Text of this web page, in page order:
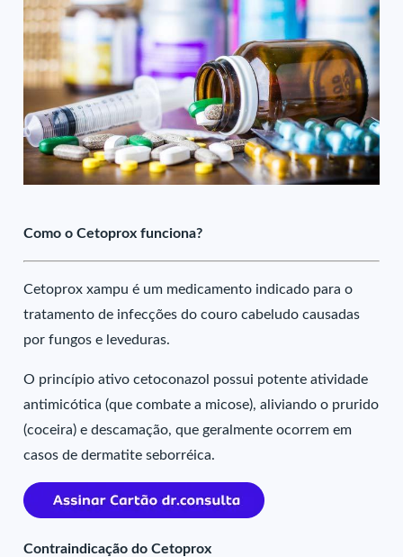
Como o Cetoprox funciona?
Cetoprox xampu é um medicamento indicado para o
tratamento de infecções do couro cabeludo causadas
por fungos e leveduras.
O princípio ativo cetoconazol possui potente atividade
antimicótica (que combate a micose), aliviando o prurido
(coceira) e descamação, que geralmente ocorrem em
casos de dermatite seborréica.
Contraindicação do Cetoprox